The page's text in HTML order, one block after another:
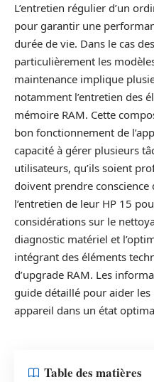
L’entretien régulier d’un
pour garantir une
durée de vie. Dans le cas
particulièrement les
maintenance implique
notamment l’entretien des
mémoire RAM. Cette
bon fonctionnement de
capacité à gérer plusieurs
utilisateurs, qu’ils soient
doivent prendre
l’entretien de leur HP 15
considérations sur le
diagnostic matériel et
intégrant des éléments
d’upgrade RAM. Les
guide détaillé pour aider
appareil dans un état
Table des matières